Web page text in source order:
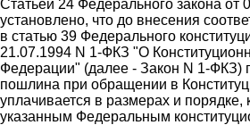
Статьей 24 Федерального закона от
установлено, что до внесения
в статью 39 Федерального
21.07.1994 N 1-ФКЗ "О
Федерации" (далее - Закон N 1-ФКЗ)
пошлина при обращении в
уплачивается в размерах и
указанным Федеральным